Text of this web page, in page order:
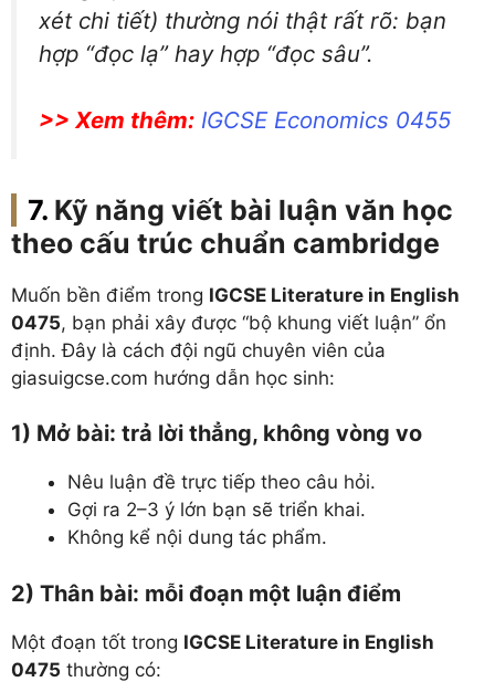
xét chi tiết) thường nói thật rất rõ: bạn
hợp “đọc lạ” hay hợp “đọc sâu”.
>> Xem thêm: IGCSE Economics 0455
Kỹ năng viết bài luận văn học
theo cấu trúc chuẩn cambridge
Muốn bền điểm trong IGCSE Literature in English
0475, bạn phải xây được “bộ khung viết luận” ổn
định. Đây là cách đội ngũ chuyên viên của
giasuigcse.com hướng dẫn học sinh:
1) Mở bài: trả lời thẳng, không vòng vo
Nêu luận đề trực tiếp theo câu hỏi.
Gợi ra 2–3 ý lớn bạn sẽ triển khai.
Không kể nội dung tác phẩm.
2) Thân bài: mỗi đoạn một luận điểm
Một đoạn tốt trong IGCSE Literature in English
0475 thường có: